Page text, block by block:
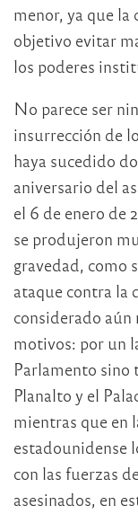
menor, ya que
objetivo evitar
los poderes
No parece ser
insurrección de
haya sucedido
aniversario del
el 6 de enero de
se produjeron
gravedad, como
ataque contra la
considerado aún
motivos: por un
Parlamento sino
Planalto y el
mientras que en
estadounidense
con las fuerzas
asesinados, en